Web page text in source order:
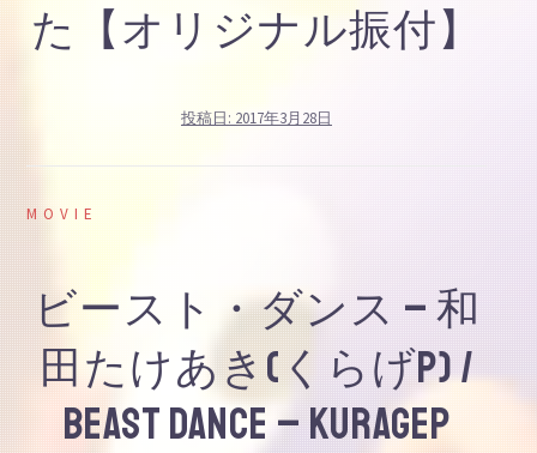
た【オリジナル振付】
投稿日: 2017年3月28日
MOVIE
ビースト・ダンス – 和
田たけあき(くらげP) /
Beast Dance – KurageP